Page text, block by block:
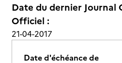
Date du dernier Journal
Officiel :
21-04-2017
Date d'échéance de